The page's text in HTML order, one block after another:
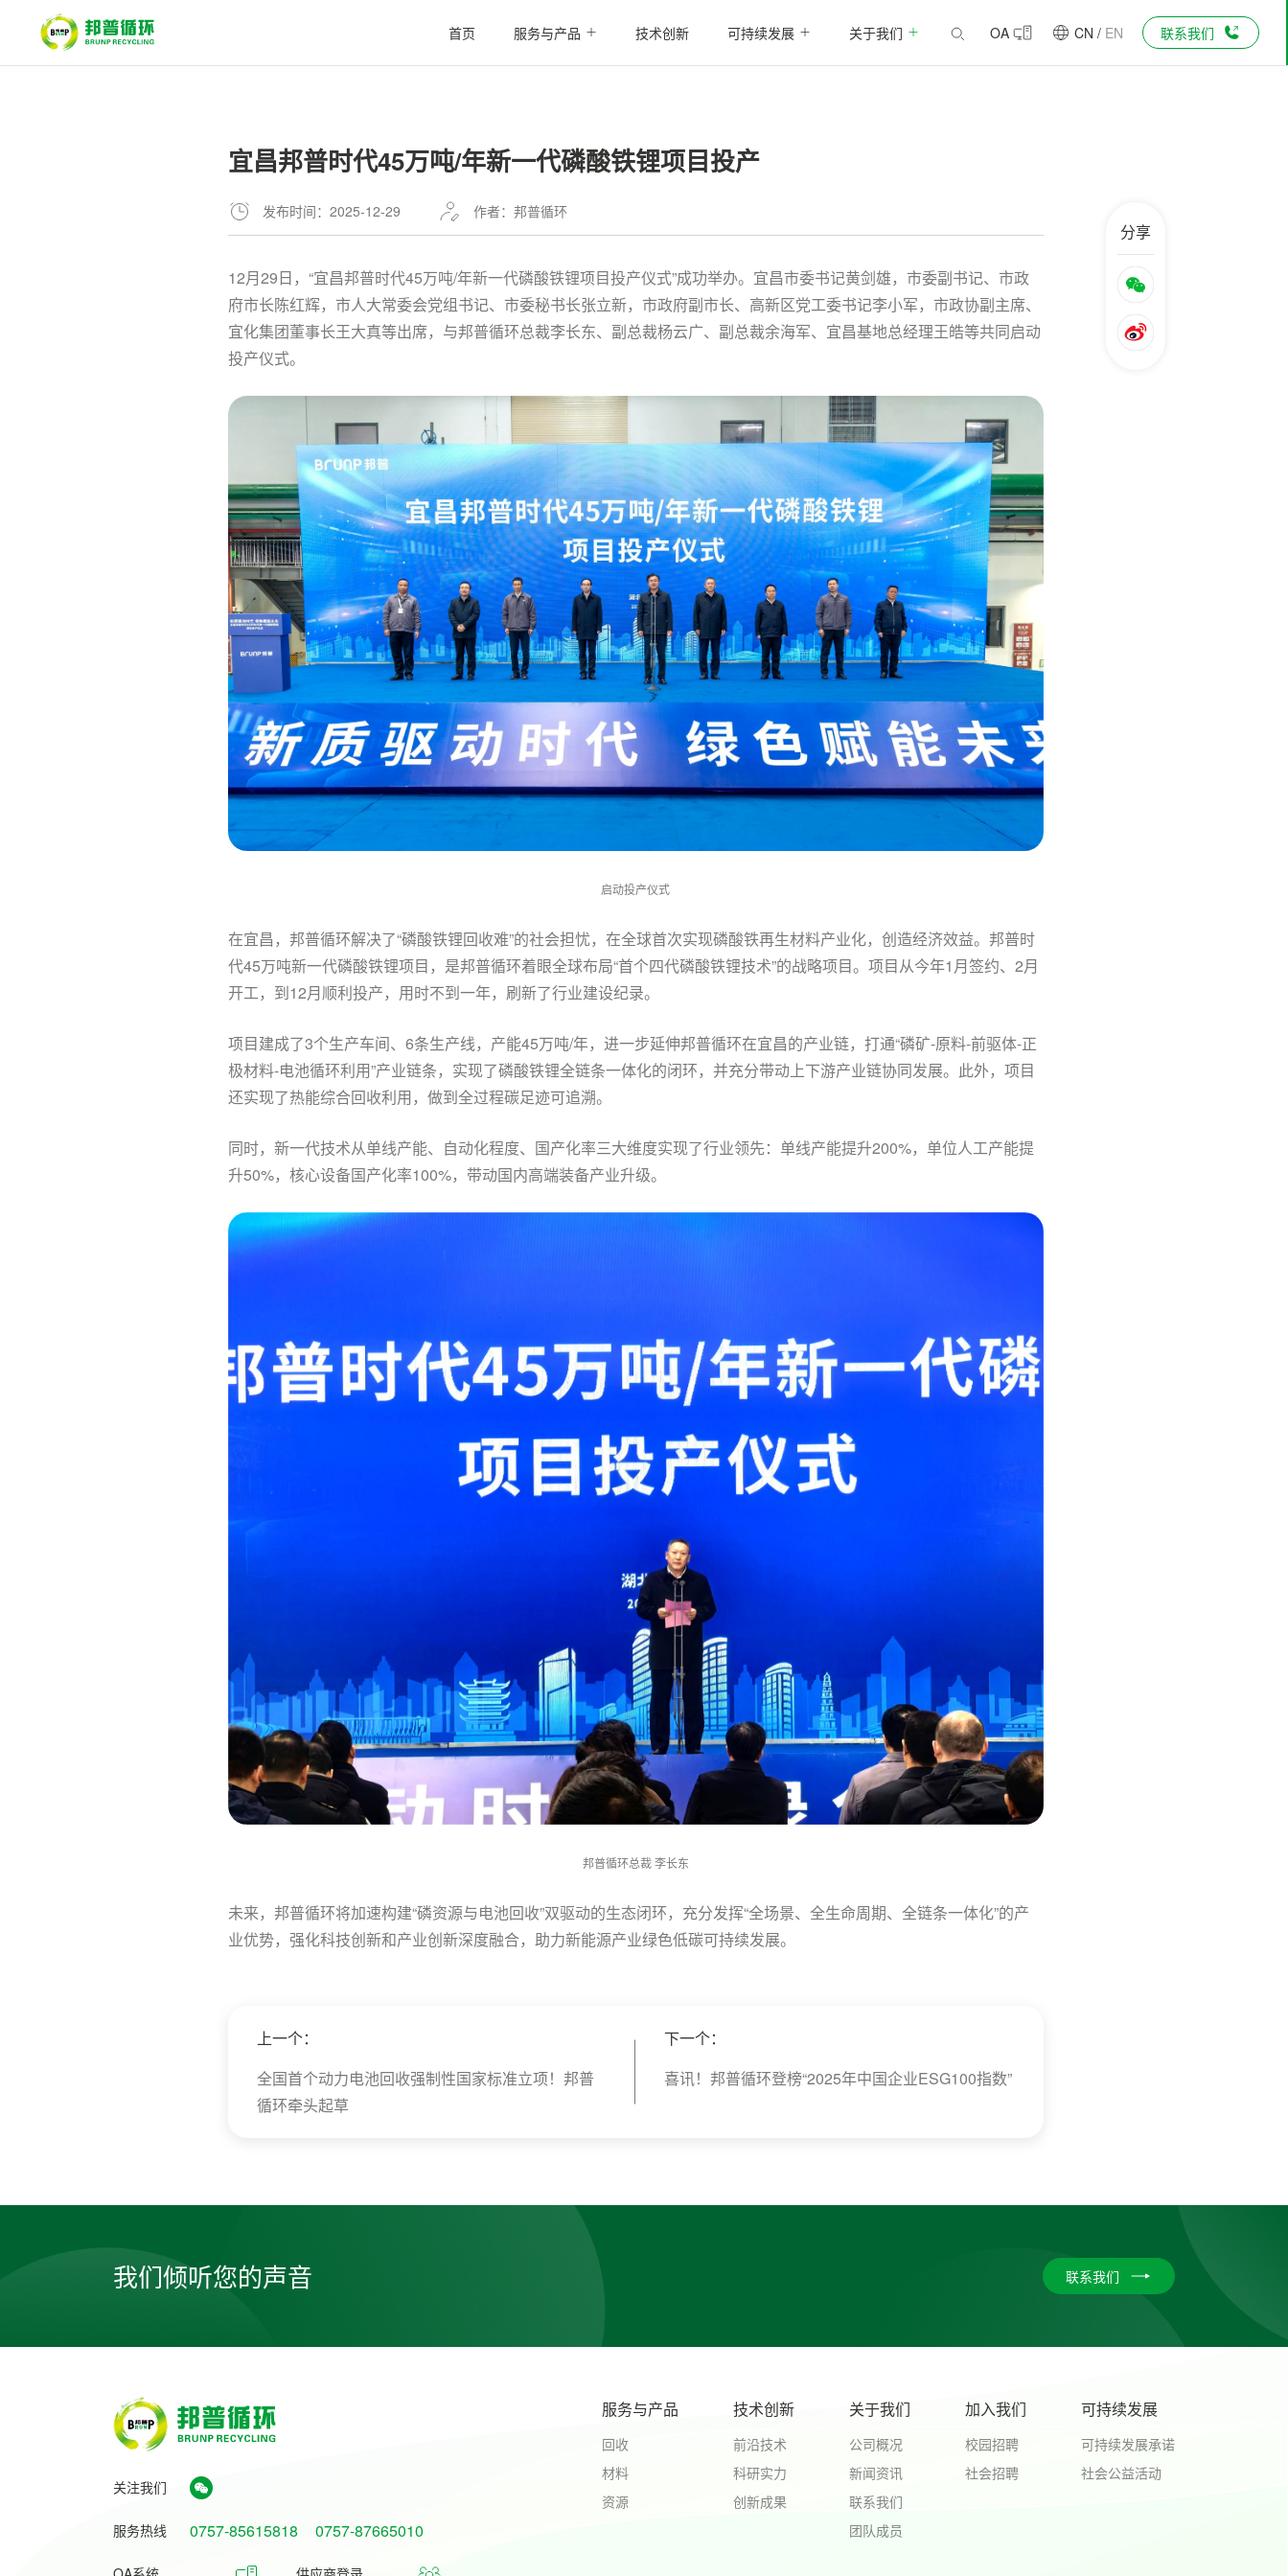
首页 服务与产品 技术创新 可持续发展 关于我们 OA CN / EN 联系我们
​宜昌邦普时代45万吨/年新一代磷酸铁锂项目投产
发布时间：2025-12-29 作者：邦普循环
12月29日，“宜昌邦普时代45万吨/年新一代磷酸铁锂项目投产仪式”成功举办。宜昌市委书记黄剑雄，市委副书记、市政
府市长陈红辉，市人大常委会党组书记、市委秘书长张立新，市政府副市长、高新区党工委书记李小军，市政协副主席、
宜化集团董事长王大真等出席，与邦普循环总裁李长东、副总裁杨云广、副总裁余海军、宜昌基地总经理王皓等共同启动
投产仪式。
启动投产仪式
在宜昌，邦普循环解决了“磷酸铁锂回收难”的社会担忧，在全球首次实现磷酸铁再生材料产业化，创造经济效益。邦普时
代45万吨新一代磷酸铁锂项目，是邦普循环着眼全球布局“首个四代磷酸铁锂技术”的战略项目。项目从今年1月签约、2月
开工，到12月顺利投产，用时不到一年，刷新了行业建设纪录。
项目建成了3个生产车间、6条生产线，产能45万吨/年，进一步延伸邦普循环在宜昌的产业链，打通“磷矿-原料-前驱体-正
极材料-电池循环利用”产业链条，实现了磷酸铁锂全链条一体化的闭环，并充分带动上下游产业链协同发展。此外，项目
还实现了热能综合回收利用，做到全过程碳足迹可追溯。
同时，新一代技术从单线产能、自动化程度、国产化率三大维度实现了行业领先：单线产能提升200%，单位人工产能提
升50%，核心设备国产化率100%，带动国内高端装备产业升级。
邦普循环总裁 李长东
未来，邦普循环将加速构建“磷资源与电池回收”双驱动的生态闭环，充分发挥“全场景、全生命周期、全链条一体化”的产
业优势，强化科技创新和产业创新深度融合，助力新能源产业绿色低碳可持续发展。
上一个：
​全国首个动力电池回收强制性国家标准立项！邦普
循环牵头起草
下一个：
​喜讯！邦普循环登榜“2025年中国企业ESG100指数”
分享
我们倾听您的声音 联系我们
关注我们
服务热线 0757-85615818 0757-87665010
服务与产品
回收
材料
资源
技术创新
前沿技术
科研实力
创新成果
关于我们
公司概况
新闻资讯
联系我们
团队成员
加入我们
校园招聘
社会招聘
可持续发展
可持续发展承诺
社会公益活动